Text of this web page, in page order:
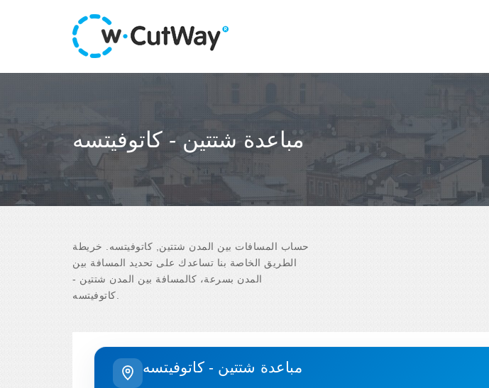
مباعدة شتتين - كاتوفيتسه
حساب المسافات بين المدن شتتين, كاتوفيتسه. خريطة
الطريق الخاصة بنا تساعدك على تحديد المسافة بين
المدن بسرعة، كالمسافة بين المدن شتتين -
مباعدة شتتين - كاتوفيتسه